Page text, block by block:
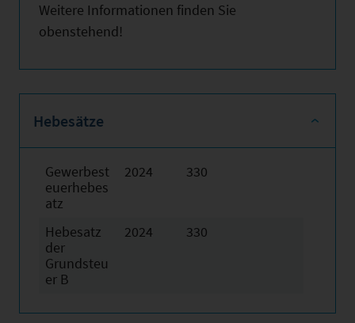
Weitere Informationen finden Sie
obenstehend!
Hebesätze
Gewerbest
euerhebes
atz
2024 330
Hebesatz
der
Grundsteu
er B
2024 330